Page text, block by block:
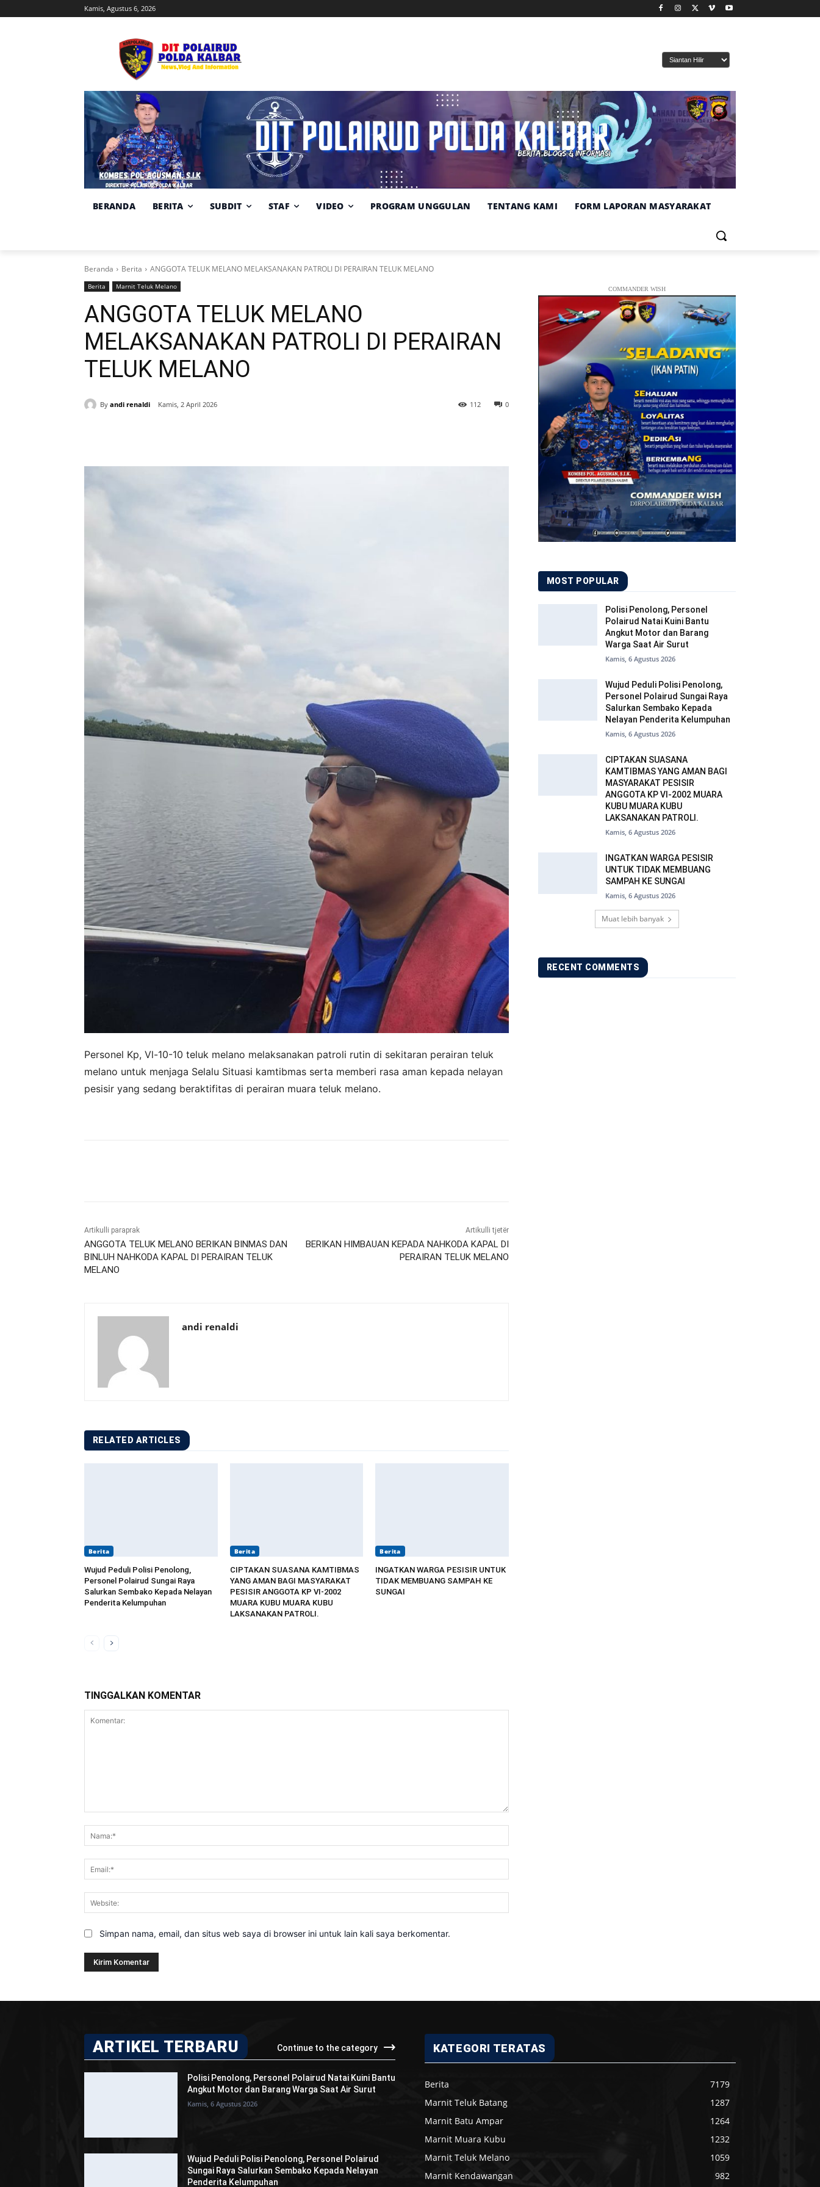
Kamis, Agustus 6, 2026
cuaca
BERANDA BERITA SUBDIT STAF VIDEO PROGRAM UNGGULAN TENTANG KAMI FORM LAPORAN MASYARAKAT
Beranda Berita ANGGOTA TELUK MELANO MELAKSANAKAN PATROLI DI PERAIRAN TELUK MELANO
Berita Marnit Teluk Melano
ANGGOTA TELUK MELANO
MELAKSANAKAN PATROLI DI PERAIRAN
TELUK MELANO
By andi renaldi Kamis, 2 April 2026 0
112
Personel Kp, Vl-10-10 teluk melano melaksanakan patroli rutin di sekitaran perairan teluk
melano untuk menjaga Selalu Situasi kamtibmas serta memberi rasa aman kepada nelayan
pesisir yang sedang beraktifitas di perairan muara teluk melano.
Artikulli paraprak
ANGGOTA TELUK MELANO BERIKAN BINMAS DAN
BINLUH NAHKODA KAPAL DI PERAIRAN TELUK
MELANO
Artikulli tjetër
BERIKAN HIMBAUAN KEPADA NAHKODA KAPAL DI
PERAIRAN TELUK MELANO
andi renaldi
RELATED ARTICLES
Berita
Wujud Peduli Polisi Penolong,
Personel Polairud Sungai Raya
Salurkan Sembako Kepada Nelayan
Penderita Kelumpuhan
Berita
CIPTAKAN SUASANA KAMTIBMAS
YANG AMAN BAGI MASYARAKAT
PESISIR ANGGOTA KP VI-2002
MUARA KUBU MUARA KUBU
LAKSANAKAN PATROLI.
Berita
INGATKAN WARGA PESISIR UNTUK
TIDAK MEMBUANG SAMPAH KE
SUNGAI
TINGGALKAN KOMENTAR
Simpan nama, email, dan situs web saya di browser ini untuk lain kali saya berkomentar.
COMMANDER WISH
MOST POPULAR
Polisi Penolong, Personel
Polairud Natai Kuini Bantu
Angkut Motor dan Barang
Warga Saat Air Surut
Kamis, 6 Agustus 2026
Wujud Peduli Polisi Penolong,
Personel Polairud Sungai Raya
Salurkan Sembako Kepada
Nelayan Penderita Kelumpuhan
Kamis, 6 Agustus 2026
CIPTAKAN SUASANA
KAMTIBMAS YANG AMAN BAGI
MASYARAKAT PESISIR
ANGGOTA KP VI-2002 MUARA
KUBU MUARA KUBU
LAKSANAKAN PATROLI.
Kamis, 6 Agustus 2026
INGATKAN WARGA PESISIR
UNTUK TIDAK MEMBUANG
SAMPAH KE SUNGAI
Kamis, 6 Agustus 2026
Muat lebih banyak
RECENT COMMENTS
ARTIKEL TERBARU Continue to the category
Polisi Penolong, Personel Polairud Natai Kuini Bantu
Angkut Motor dan Barang Warga Saat Air Surut
Kamis, 6 Agustus 2026
Wujud Peduli Polisi Penolong, Personel Polairud
Sungai Raya Salurkan Sembako Kepada Nelayan
Penderita Kelumpuhan
KATEGORI TERATAS
Berita
7179
Marnit Teluk Batang
1287
Marnit Batu Ampar
1264
Marnit Muara Kubu
1232
Marnit Teluk Melano
1059
Marnit Kendawangan
982